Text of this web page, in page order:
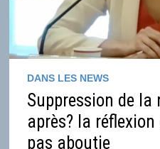
DANS LES NEWS
Suppression de la
après? la
pas aboutie